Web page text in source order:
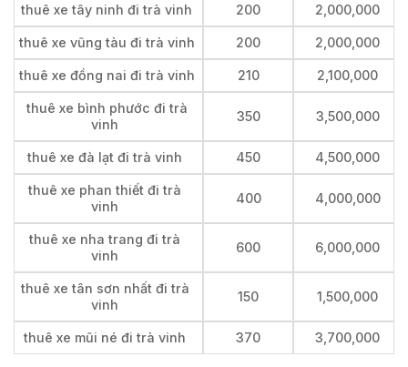
thuê xe tây ninh đi trà vinh 200 2,000,000
thuê xe vũng tàu đi trà vinh 200 2,000,000
thuê xe đồng nai đi trà vinh 210 2,100,000
thuê xe bình phước đi trà
vinh
350 3,500,000
thuê xe đà lạt đi trà vinh 450 4,500,000
thuê xe phan thiết đi trà
vinh
400 4,000,000
thuê xe nha trang đi trà
vinh
600 6,000,000
thuê xe tân sơn nhất đi trà
vinh
150 1,500,000
thuê xe mũi né đi trà vinh 370 3,700,000